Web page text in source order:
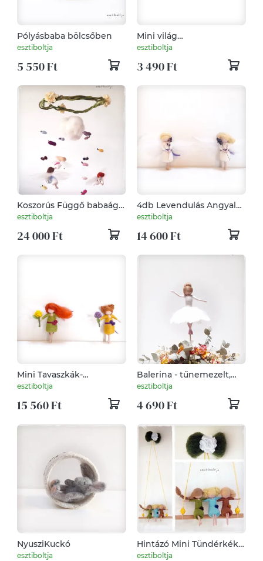
Pólyásbaba bölcsőben
esztiboltja
5 550 Ft
Mini világ
konzervdobozban -
tűnemezelt dísz
esztiboltja
3 490 Ft
Koszorús Függő babaágy
fölé, babafüggő
esztiboltja
24 000 Ft
4db Levendulás Angyalka
- Tűnemezelt dísz, függő
esztiboltja
14 600 Ft
Mini Tavaszkák-
tűnemezelt baba, dísz,
esztiboltja
15 560 Ft
Balerina - tűnemezelt,
dísz, függő
esztiboltja
4 690 Ft
NyusziKuckó
esztiboltja
Hintázó Mini Tündérkék -
tűnemezelt baba, függő,
esztiboltja